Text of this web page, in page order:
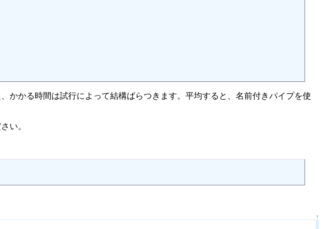
かかる時間は試行によって結構ばらつきます。平均すると、名前付きパイプを使
い。
↑